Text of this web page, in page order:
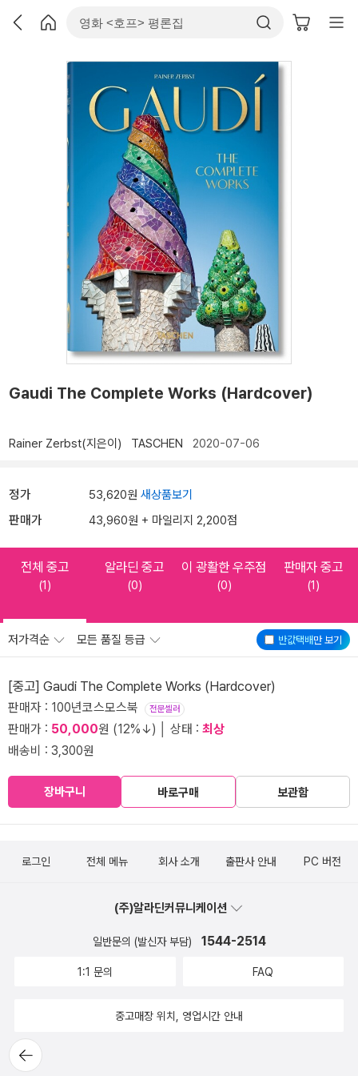
Gaudi The Complete Works (Hardcover)
Rainer Zerbst(지은이) TASCHEN 2020-07-06
정가 53,620원 새상품보기
판매가 43,960원 + 마일리지 2,200점
전체 중고
(1)
알라딘 중고
(0)
이 광활한 우주점
(0)
판매자 중고
(1)
반값택배만 보기
저가격순 모든 품질 등급
[중고] Gaudi The Complete Works (Hardcover)
판매자 : 100년코스모스북 전문셀러
판매가 : 50,000원 (12%↓) │ 상태 : 최상
배송비 : 3,300원
장바구니 바로구매 보관함
뒤로가
기
로그인 전체 메뉴 회사 소개 출판사 안내 PC 버전
(주)알라딘커뮤니케이션
일반문의 (발신자 부담) 1544-2514
1:1 문의 FAQ
중고매장 위치, 영업시간 안내